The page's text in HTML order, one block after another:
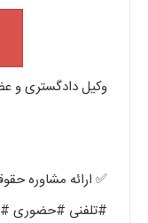
وکیل دادگستری و
✅ ارائه مشاوره
#تلفنی #حضوری